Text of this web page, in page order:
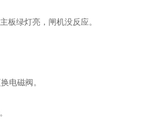
板绿灯亮，闸机没反应。
电磁阀。